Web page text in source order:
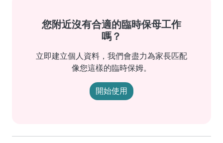
您附近沒有合適的臨時保母工作
嗎？
立即建立個人資料，我們會盡力為家長匹配
像您這樣的臨時保姆。
開始使用